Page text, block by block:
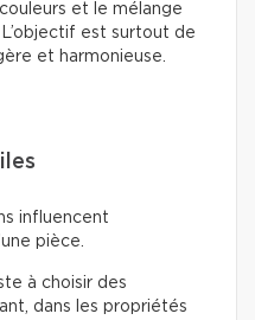
et le mélange
est surtout de
et harmonieuse.
influencent
pièce.
à choisir des
dans les propriétés